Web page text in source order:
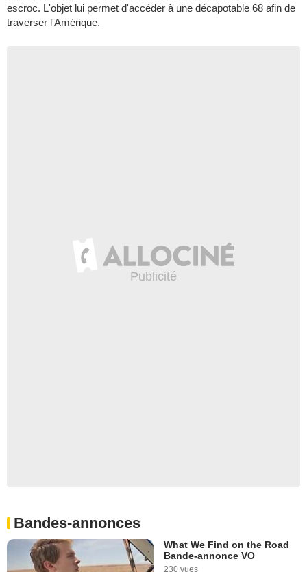
escroc. L'objet lui permet d'accéder à une décapotable 68 afin de
traverser l'Amérique.
Bandes-annonces
What We Find on the Road
Bande-annonce VO
230 vues